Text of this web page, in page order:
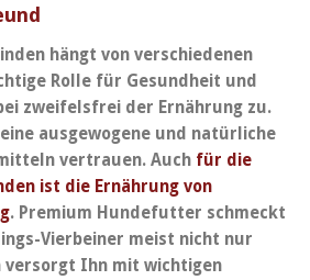
hängt von verschiedenen
Rolle für Gesundheit und
zweifelsfrei der Ernährung zu.
ausgewogene und natürliche
vertrauen. Auch für die
ist die Ernährung von
. Premium Hundefutter schmeckt
Vierbeiner meist nicht nur
versorgt Ihn mit wichtigen